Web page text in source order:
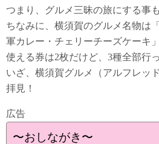
つまり、グルメ三昧の旅にする事
ちなみに、横須賀のグルメ名物は
軍カレー・チェリーチーズケーキ」
使える券は2枚だけど、3種全部行
いざ、横須賀グルメ（アルフレッ
拝見！
広告
〜おしながき〜